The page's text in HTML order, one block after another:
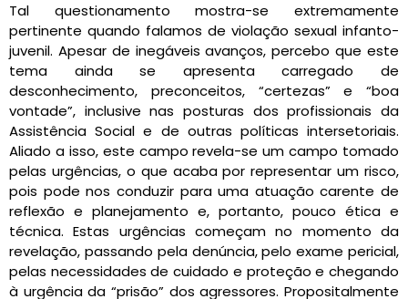
Tal questionamento mostra-se extremamente
pertinente quando falamos de violação sexual infanto-
juvenil. Apesar de inegáveis avanços, percebo que este
tema ainda se apresenta carregado de
desconhecimento, preconceitos, “certezas” e “boa
vontade”, inclusive nas posturas dos profissionais da
Assistência Social e de outras políticas intersetoriais.
Aliado a isso, este campo revela-se um campo tomado
pelas urgências, o que acaba por representar um risco,
pois pode nos conduzir para uma atuação carente de
reflexão e planejamento e, portanto, pouco ética e
técnica. Estas urgências começam no momento da
revelação, passando pela denúncia, pelo exame pericial,
pelas necessidades de cuidado e proteção e chegando
à urgência da “prisão” dos agressores. Propositalmente